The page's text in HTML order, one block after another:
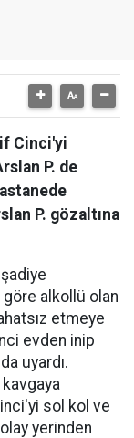
Cinci'yi
P. de
P. gözaltına
alkollü olan
etmeye
evden inip
uyardı.
kavgaya
sol kol ve
yerinden